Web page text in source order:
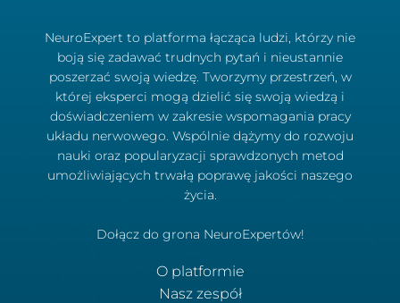
NeuroExpert to platforma łącząca ludzi, którzy nie
boją się zadawać trudnych pytań i nieustannie
poszerzać swoją wiedzę. Tworzymy przestrzeń, w
której eksperci mogą dzielić się swoją wiedzą i
doświadczeniem w zakresie wspomagania pracy
układu nerwowego. Wspólnie dążymy do rozwoju
nauki oraz popularyzacji sprawdzonych metod
umożliwiających trwałą poprawę jakości naszego
życia.
Dołącz do grona NeuroExpertów!
O platformie
Nasz zespół